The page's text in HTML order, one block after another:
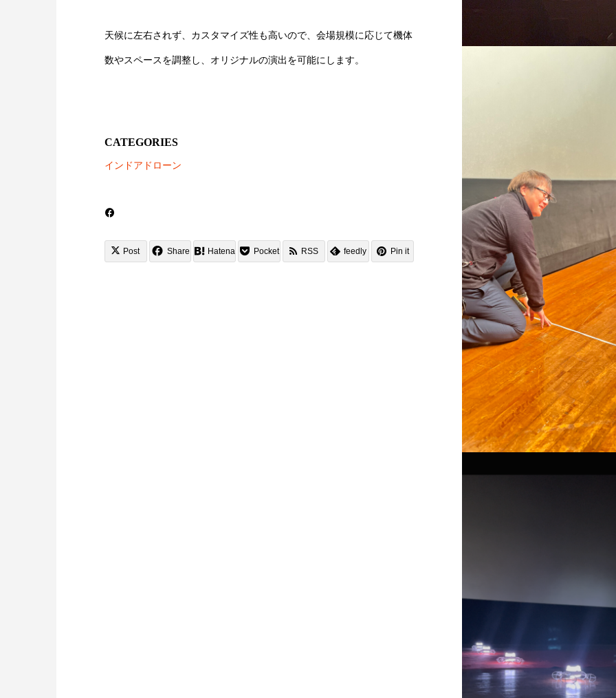
天候に左右されず、カスタマイズ性も高いので、会場規模に応じて機体
数やスペースを調整し、オリジナルの演出を可能にします。
CATEGORIES
インドアドローン
Post Share Hatena Pocket RSS feedly Pin it